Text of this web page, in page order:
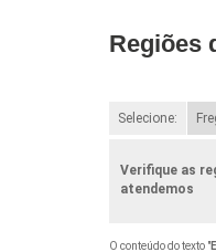
Regiões
Selecione:
Verifique as
atendemos
O conteúdo do texto "